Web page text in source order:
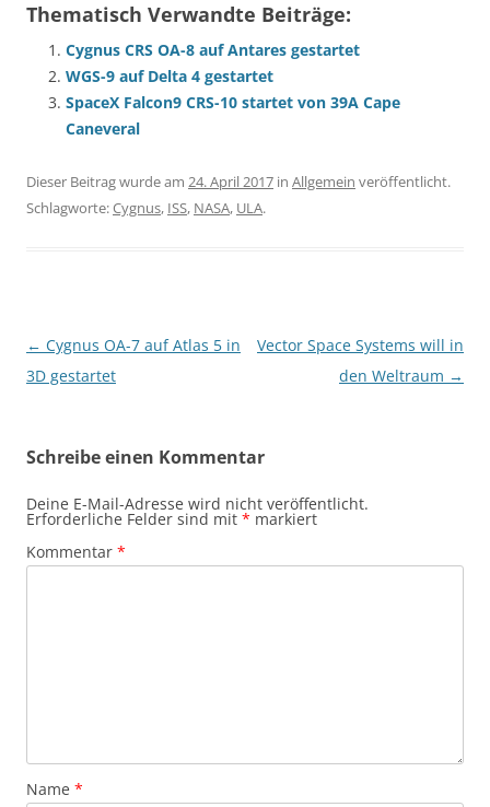
Thematisch Verwandte Beiträge:
Cygnus CRS OA-8 auf Antares gestartet
WGS-9 auf Delta 4 gestartet
SpaceX Falcon9 CRS-10 startet von 39A Cape
Caneveral
Dieser Beitrag wurde am 24. April 2017 in Allgemein veröffentlicht.
Schlagworte:Cygnus, ISS, NASA, ULA.
Beitragsnavigation
← Cygnus OA-7 auf Atlas 5 in
3D gestartet
Vector Space Systems will in
den Weltraum →
Schreibe einen Kommentar
Deine E-Mail-Adresse wird nicht veröffentlicht.
Erforderliche Felder sind mit * markiert
Kommentar *
Name *